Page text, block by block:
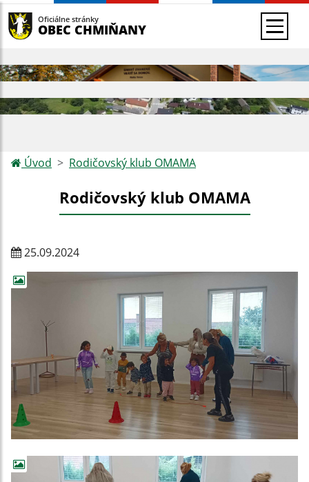
Oficiálne stránky
OBEC CHMIŇANY
Úvod Rodičovský klub OMAMA
Rodičovský klub OMAMA
25.09.2024